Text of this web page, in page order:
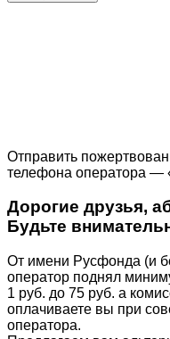
Отправить
телефона оператора
Дорогие друзья,
Будьте
От имени Русфонда (и
оператор поднял
1 руб. до 75 руб. а
оплачиваете вы при
оператора.